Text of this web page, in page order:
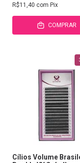
R$11,40 com Pix
COMPRAR
Cílios Volume